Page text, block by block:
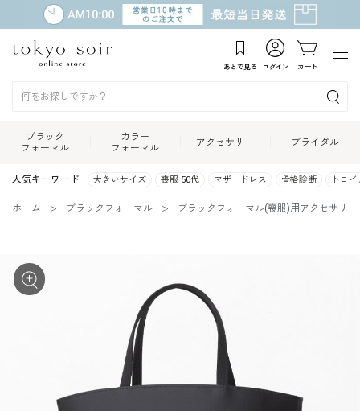
あとで見る ログイン カート
ブラック
フォーマル
カラー
フォーマル
アクセサリー ブライダル
人気キーワード 大きいサイズ 喪服 50代 マザードレス 骨格診断 トロ
ホーム ブラックフォーマル ブラックフォーマル(喪服)用アクセサリー